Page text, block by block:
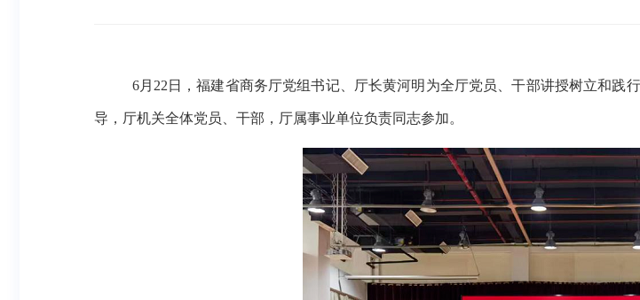
6月22日，福建省商务厅党组书记、厅长黄河明为全厅党员、干部讲授树立和
导，厅机关全体党员、干部，厅属事业单位负责同志参加。